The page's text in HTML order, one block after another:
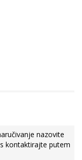
nazovite
kontaktirajte putem